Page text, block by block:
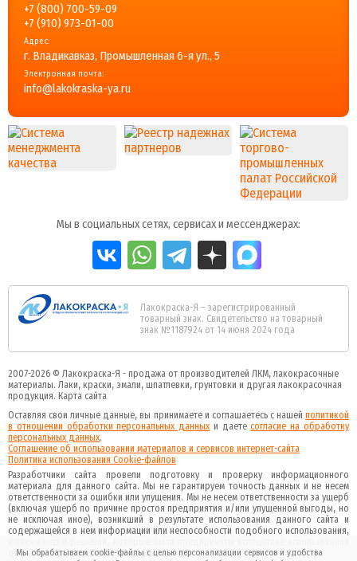
+7 (800) 700-59-09
+7 (910) 973-01-00
Адрес:
г. Владикавказ, Промышленная 6-я ул., 5
Электронная почта:
info@lakokraska-ya.ru
Мы в социальных сетях, сервисах и мессенджерах:
Лакокраска-Я – зарегистрированный
товарный знак. Свидетельство на товарный
знак №1187924 от 14 июня 2024 года
2007-2026 © Лакокраска-Я - продажа от производителей ЛКМ, лакокрасочные
материалы. Лаки, краски, эмали, шпатлевки, грунтовки и другая лакокрасочная
продукция. Карта сайта
Оставляя свои личные данные, вы принимаете и соглашаетесь с нашей политикой
в отношении обработки персональных данных и даетеcогласие на обработку
персональных данных.
Соглашение об использовании материалов и сервисов интернет-сайта
Политика использования Cookie-файлов
Разработчики сайта провели подготовку и проверку информационного
материала для данного сайта. Мы не гарантируем точность данных и не несем
ответственности за ошибки или упущения. Мы не несем ответственности за ущерб
(включая ущерб по причине простоя предприятия и/или упущенной выгоды, но
не исключая иное), возникший в результате использования данного сайта и
содержащейся в нем информации или неспособности подобного использования,
данного сайта и данной информации.
Мы обрабатываем cookie-файлы с целью персонализации сервисов и удобства